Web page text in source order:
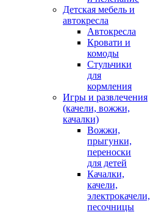
Детская мебель и
автокресла
Автокресла
Кровати и
комоды
Стульчики
для
кормления
Игры и развлечения
(качели, вожжи,
качалки)
Вожжи,
прыгунки,
переноски
для детей
Качалки,
качели,
электрокачели,
песочницы